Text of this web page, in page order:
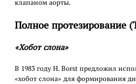
клапаном аорты.
Полное протезирование
«Хобот слона»
В 1983 году H. Borst предложил
«хобот слона» для формирования